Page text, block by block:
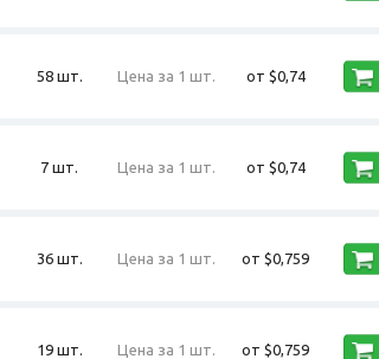
58 шт. Цена за 1 шт. от $0,74
7 шт. Цена за 1 шт. от $0,74
36 шт. Цена за 1 шт. от $0,759
19 шт. Цена за 1 шт. от $0,759